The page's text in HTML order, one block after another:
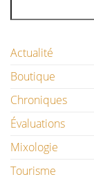
Actualité
Boutique
Chroniques
Évaluations
Mixologie
Tourisme